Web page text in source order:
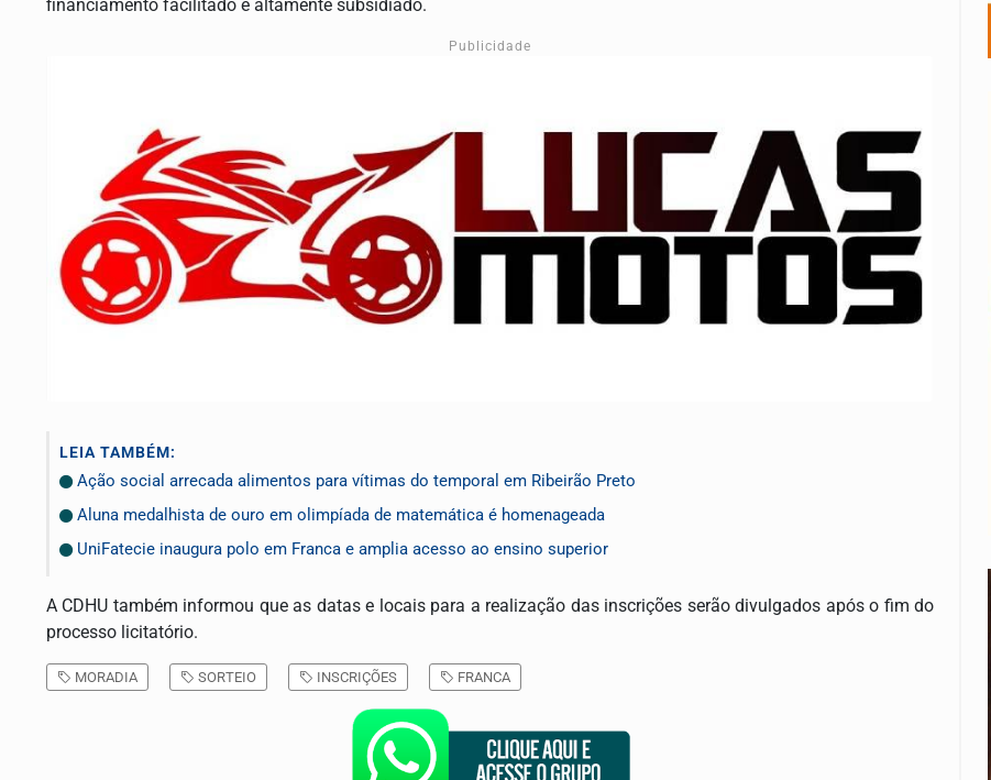
financiamento facilitado e altamente subsidiado.
Publicidade
LEIA TAMBÉM:
Ação social arrecada alimentos para vítimas do temporal em Ribeirão Preto
Aluna medalhista de ouro em olimpíada de matemática é homenageada
UniFatecie inaugura polo em Franca e amplia acesso ao ensino superior
A CDHU também informou que as datas e locais para a realização das inscrições serão divulgados após o fim do
processo licitatório.
MORADIA SORTEIO INSCRIÇÕES FRANCA